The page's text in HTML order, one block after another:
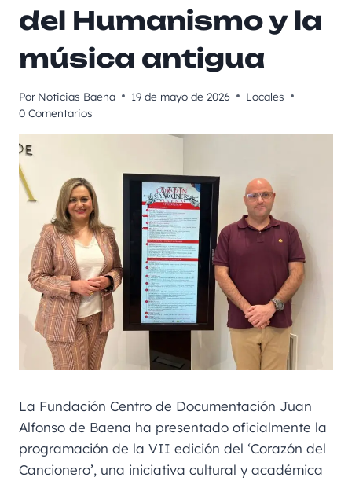
del Humanismo y la
música antigua
Por Noticias Baena 19 de mayo de 2026
Locales
0 Comentarios
La Fundación Centro de Documentación Juan
Alfonso de Baena ha presentado oficialmente la
programación de la VII edición del ‘Corazón del
Cancionero’, una iniciativa cultural y académica